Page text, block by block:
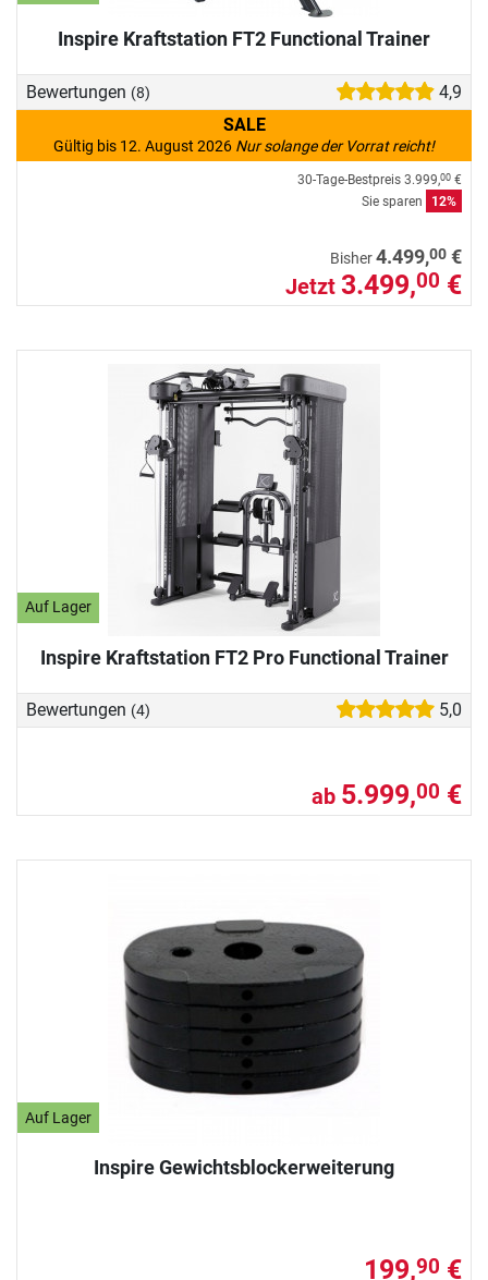
Inspire Kraftstation FT2 Functional Trainer
Bewertungen (8)
4,9
SALE
Gültig bis 12. August 2026 Nur solange der Vorrat reicht!
30-Tage-Bestpreis 3.999,00 €
Sie sparen
12%
Bisher4.499,00 €
Jetzt 3.499,00 €
Auf Lager
Inspire Kraftstation FT2 Pro Functional Trainer
Bewertungen (4) 5,0
ab 5.999,00 €
Auf Lager
Inspire Gewichtsblockerweiterung
199,90 €